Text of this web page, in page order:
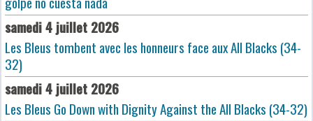
samedi 4 juillet 2026
Les Bleus tombent avec les honneurs face aux All Blacks (34-
32)
samedi 4 juillet 2026
Les Bleus Go Down with Dignity Against the All Blacks (34-32)